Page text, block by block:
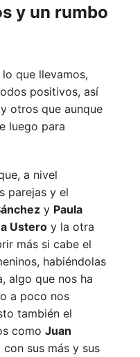
y un rumbo
que llevamos,
positivos, así
otros que aunque
luego para
a nivel
parejas y el
y Paula
Ustero y la otra
más si cabe el
habiéndolas
algo que nos ha
a poco nos
también el
como Juan
con sus más y sus